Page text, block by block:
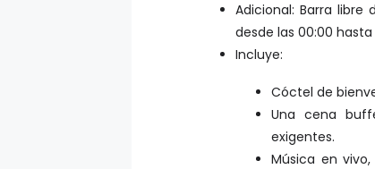
Adicional: Barra libre
desde las 00:00 hasta
Incluye:
Cóctel de
Una cena
exigentes.
Música en